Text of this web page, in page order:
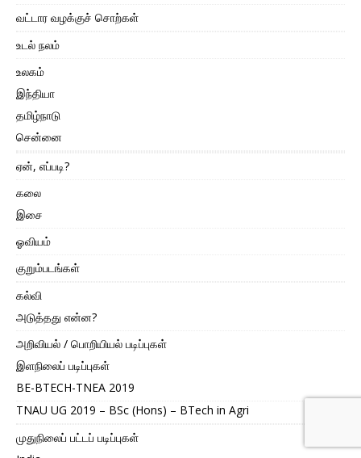
வட்டார வழக்குச் சொற்கள்
உடல் நலம்
உலகம்
இந்தியா
தமிழ்நாடு
சென்னை
ஏன், எப்படி?
கலை
இசை
ஓவியம்
குறும்படங்கள்
கல்வி
அடுத்தது என்ன?
அறிவியல் / பொறியியல் படிப்புகள்
இளநிலைப் படிப்புகள்
BE-BTECH-TNEA 2019
TNAU UG 2019 – BSc (Hons) – BTech in Agri
முதுநிலைப் பட்டப் படிப்புகள்